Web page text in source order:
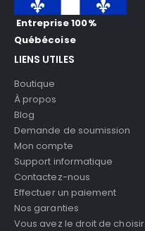
Entreprise 100%
Québécoise
LIENS UTILES
Boutique
À propos
Blog
Demande de soumission
Mon compte
Support informatique
Contactez-nous
Effectuer un paiement
Nos garanties
Vous avez le droit de choisir